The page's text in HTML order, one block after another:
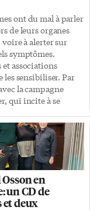
ont du mal à parler
de leurs organes
à alerter sur
symptômes.
et associations
les sensibiliser. Par
la campagne
qui incite à se
En 2011, un collègue
Matthew Dubé
cancer de la
un déclic pour
député néo-
à la Chambre des
du Canada.
québécois
en
un CD de
et deux